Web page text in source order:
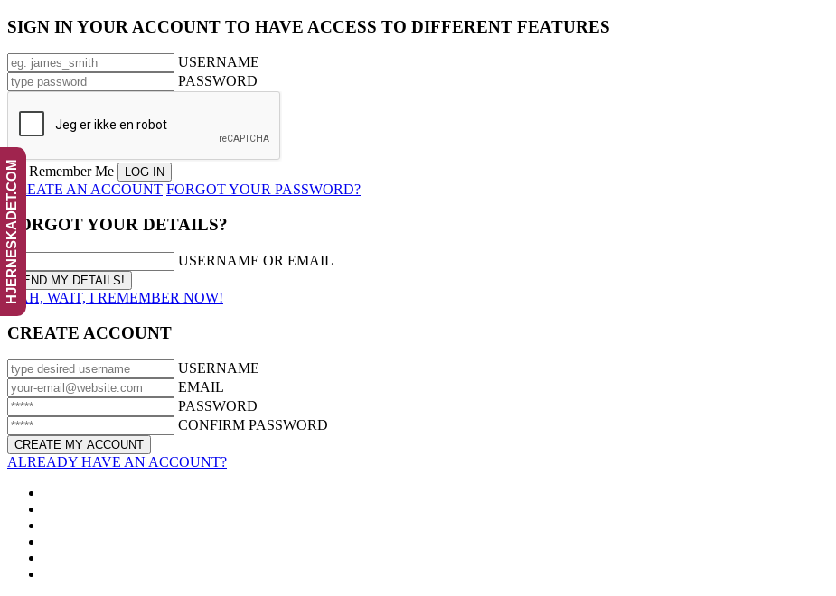
SIGN IN YOUR ACCOUNT TO HAVE ACCESS TO DIFFERENT FEATURES
USERNAME
PASSWORD
Remember Me
CREATE AN ACCOUNT FORGOT YOUR PASSWORD?
FORGOT YOUR DETAILS?
USERNAME OR EMAIL
AAH, WAIT, I REMEMBER NOW!
CREATE ACCOUNT
USERNAME
EMAIL
PASSWORD
CONFIRM PASSWORD
ALREADY HAVE AN ACCOUNT?
HJERNESKADET.COM